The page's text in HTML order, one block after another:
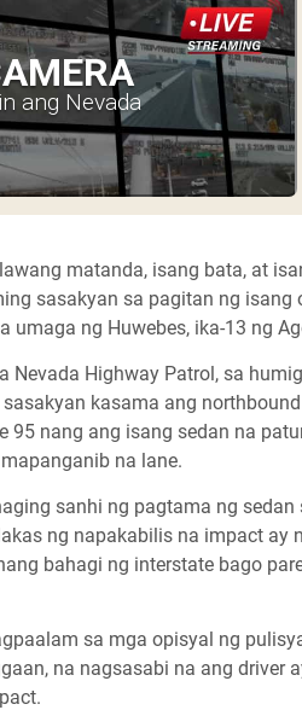
ang Nevada
matanda, isang bata, at
sasakyan sa pagitan ng
umaga ng Huwebes, ika-13 ng
Nevada Highway Patrol, sa
kasama ang
95 nang ang isang sedan na
na lane.
sanhi ng pagtama ng
ng napakabilis na impact
bahagi ng interstate bago
sa mga opisyal ng
na nagsasabi na ang driver